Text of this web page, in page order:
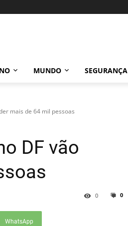
MUNDO SEGURANÇA
mais de 64 mil pessoas
DF vão
0
0
WhatsApp